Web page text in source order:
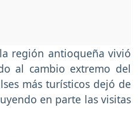
región antioqueña vivió
al cambio extremo del
más turísticos dejó de
en parte las visitas